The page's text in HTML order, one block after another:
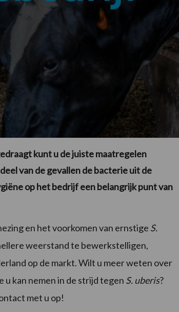
kunt u de juiste maatregelen
van de gevallen de bacterie uit de
op het bedrijf een belangrijk punt van
en het voorkomen van ernstige S.
weerstand te bewerkstelligen,
op de markt. Wilt u meer weten over
kan nemen in de strijd tegen S. uberis?
met u op!